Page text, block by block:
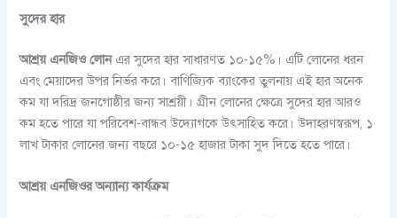
সুদের হার
আশ্রয় এনজিও লোনএর সুদের হার সাধারণত ১০-১৫%। এটি লোনের ধরন
এবং মেয়াদের উপর নির্ভর করে। বাণিজ্যিক ব্যাংকের তুলনায় এই হার অনেক
কম যা দরিদ্র জনগোষ্ঠীর জন্য সাশ্রয়ী। গ্রীন লোনের ক্ষেত্রে সুদের হার আরও
কম হতে পারে যা পরিবেশ-বান্ধব উদ্যোগকে উৎসাহিত করে। উদাহরণস্বরূপ, ১
লাখ টাকার লোনের জন্য বছরে ১০-১৫ হাজার টাকা সুদ দিতে হতে পারে।
আশ্রয় এনজিওর অন্যান্য কার্যক্রম